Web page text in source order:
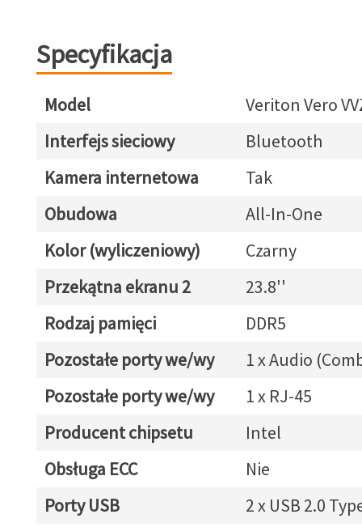
Specyfikacja
Model
Veriton Vero
Interfejs sieciowy
Bluetooth
Kamera internetowa
Tak
Obudowa
All-In-One
Kolor (wyliczeniowy)
Czarny
Przekątna ekranu 2
23.8''
Rodzaj pamięci
DDR5
Pozostałe porty we/wy
1 x Audio
Pozostałe porty we/wy
1 x RJ-45
Producent chipsetu
Intel
Obsługa ECC
Nie
Porty USB
2 x USB 2.0